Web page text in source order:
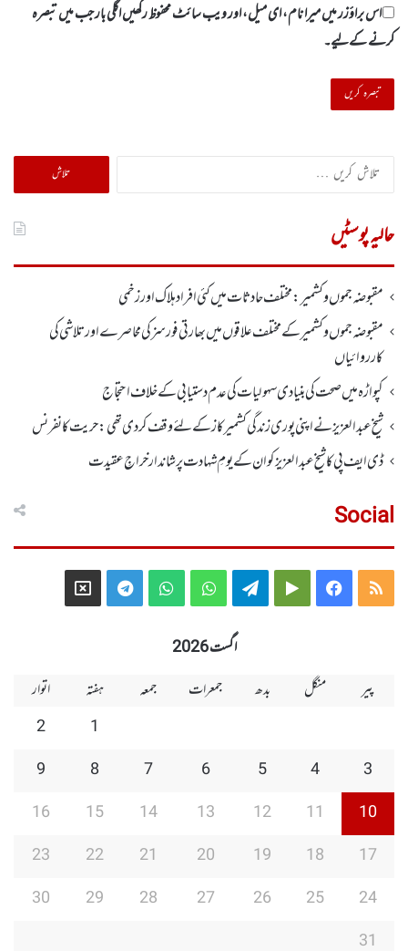
اس براؤزر میں میرا نام، ای میل، اور ویب سائٹ محفوظ رکھیں اگلی بار جب میں تبصرہ
کرنے کےلیے۔
تلاش
کریں
حالیہ پوسٹیں
مقبوضہ جموں وکشمیر : مختلف حادثات میں کئی افراد ہلاک اورزخمی
مقبوضہ جموں وکشمیر کے مختلف علاقوں میں بھارتی فورسز کی محاصرے اور تلاشی کی
کارروائیاں
کپواڑہ میں صحت کی بنیادی سہولیات کی عدم دستیابی کے خلاف احتجاج
شیخ عبدالعزیز نے اپنی پوری زندگی کشمیر کاز کے لئے وقف کردی تھی: حریت کانفرنس
ڈی ایف پی کا شیخ عبدالعزیزکوان کے یومِ شہادت پر شاندار خراجِ عقیدت
Social
RSS
Facebook
Google
Telegram
WhatsApp
WhatsApp
Telegram
X
اگست 2026
پیر
منگل بدھ جمعرات جمعہ ہفتہ
اتوار
1
2
3
4
5
6
7
8
9
10
11
12
13
14
15
16
17
18
19
20
21
22
23
24
25
26
27
28
29
30
31